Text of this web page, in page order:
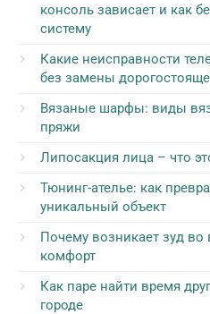
консоль зависает и как
систему
Какие неисправности
без замены
Вязаные шарфы: виды
пряжи
Липосакция лица – что
Тюнинг-ателье: как
уникальный объект
Почему возникает зуд во
комфорт
Как паре найти время
городе